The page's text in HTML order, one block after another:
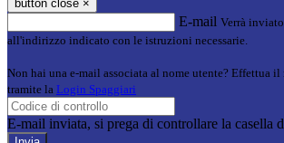
button close ×
E-mail Verrà
all'indirizzo indicato con le istruzioni necessarie.
Non hai una e-mail associata al nome utente? Effettua il
tramite la Login Spaggiari
E-mail inviata, si prega di controllare la casella